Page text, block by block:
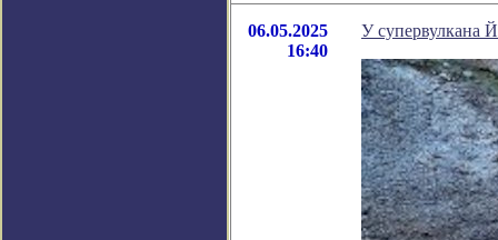
06.05.2025
16:40
У супервулкана